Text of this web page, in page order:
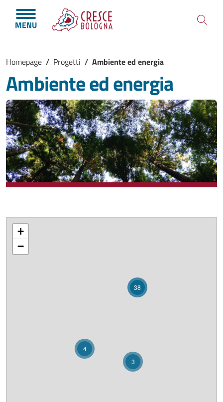
Salta al contenuto principale
Skip to footer content
MENU
Briciole di pane
Homepage / Progetti / Ambiente ed energia
Ambiente ed energia
3
4
38
+
−